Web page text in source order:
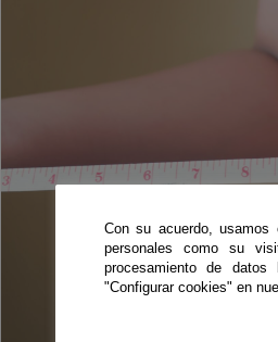
Con su acuerdo, usamos
personales como su
procesamiento de
"Configurar cookies" en